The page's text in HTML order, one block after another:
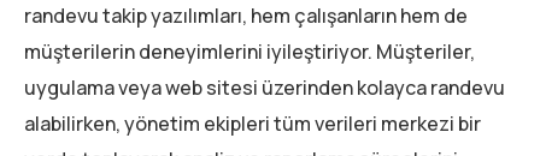
randevu takip yazılımları, hem çalışanların hem de
müşterilerin deneyimlerini iyileştiriyor. Müşteriler,
uygulama veya web sitesi üzerinden kolayca randevu
alabilirken, yönetim ekipleri tüm verileri merkezi bir